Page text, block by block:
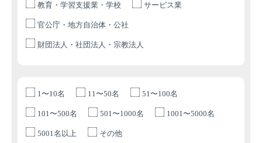
教育・学習支援業・学校 サービス業
官公庁・地方自治体・公社
財団法人・社団法人・宗教法人
1〜10名 11〜50名 51〜100名
101〜500名 501〜1000名 1001〜5000名
5001名以上 その他